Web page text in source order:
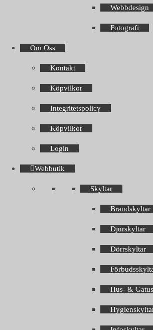
Webbdesign
Fotografi
Om Oss
Kontakt
Köpvilkor
Integritetspolicy
Köpvilkor
Login
Webbutik
Skyltar
Brandskyltar
Djurskyltar
Dörrskyltar
Hus- &